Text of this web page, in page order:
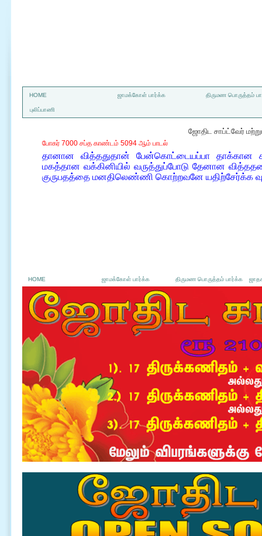
HOME ஜாமக்கோள் பார்க்க திருமண பொருத்தம்
புலிப்பாணி
ஜோதிட சாப்ட்வேர்
போகர் 7000 சப்த காண்டம் 5094 ஆம் பாடல்
தானான வித்ததுதான் பேன்கொட்டையப்பா தாக்கான
மகத்தான வக்கினியில் வருத்துப்போடு தேனான
குருபதத்தை மனதிலெண்ணி கொற்றவனே யதிற்சேர்க்க
HOME ஜாமக்கோள் பார்க்க திருமண பொருத்தம் பார்க்க